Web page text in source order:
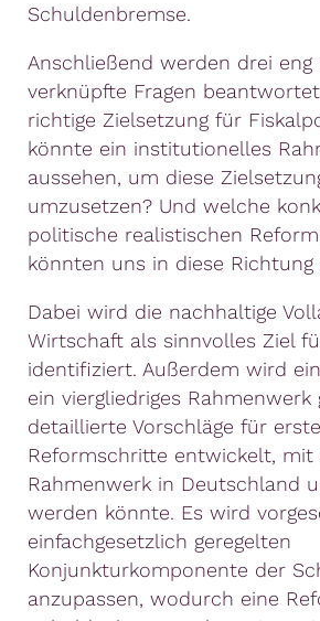
Schuldenbremse.
Anschließend werden drei
verknüpfte Fragen
richtige Zielsetzung für
könnte ein institutionelles
aussehen, um diese
umzusetzen? Und welche
politische realistischen
könnten uns in diese Richtung
Dabei wird die nachhaltige
Wirtschaft als sinnvolles Ziel
identifiziert. Außerdem wird
ein viergliedriges
detaillierte Vorschläge für erste
Reformschritte entwickelt, mit
Rahmenwerk in Deutschland
werden könnte. Es wird
einfachgesetzlich geregelten
Konjunkturkomponente der
anzupassen, wodurch eine